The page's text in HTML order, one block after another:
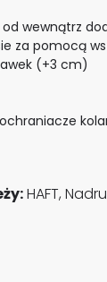
wewnątrz
za pomocą
(+3 cm)
HAFT,